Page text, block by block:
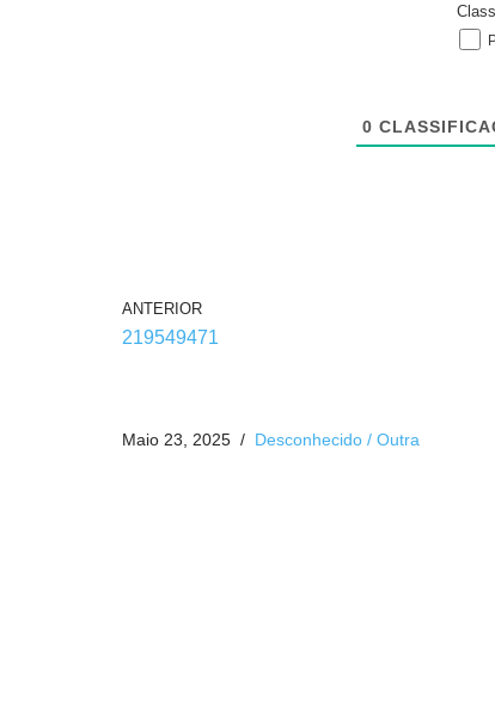
0
ANTERIOR
219549471
Maio 23, 2025 Desconhecido / Outra